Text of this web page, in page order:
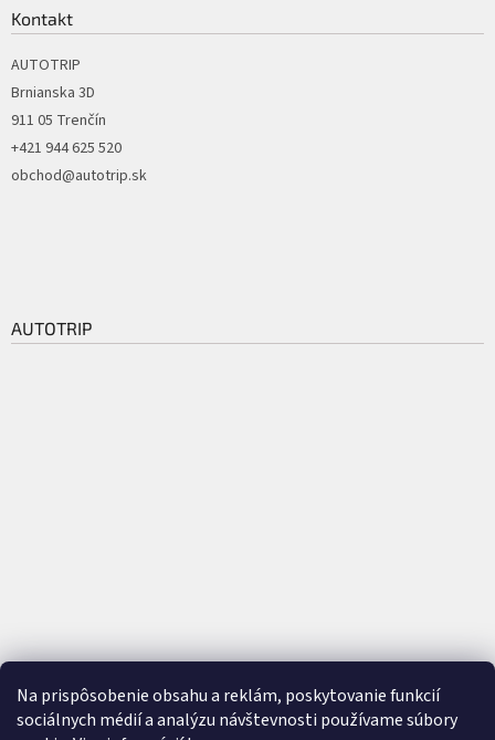
Na prispôsobenie obsahu a reklám, poskytovanie funkcií
sociálnych médií a analýzu návštevnosti používame súbory
Kontakt
AUTOTRIP
Brnianska 3D
911 05 Trenčín
+421 944 625 520
obchod@autotrip.sk
AUTOTRIP